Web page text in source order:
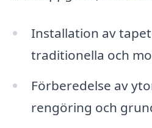
Installation av
traditionella och
Förberedelse av
rengöring och